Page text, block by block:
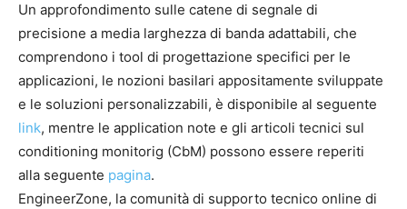
Un approfondimento sulle catene di segnale di
precisione a media larghezza di banda adattabili, che
comprendono i tool di progettazione specifici per le
applicazioni, le nozioni basilari appositamente sviluppate
e le soluzioni personalizzabili, è disponibile al seguente
link, mentre le application note e gli articoli tecnici sul
conditioning monitorig (CbM) possono essere reperiti
alla seguente pagina.
EngineerZone, la comunità di supporto tecnico online di